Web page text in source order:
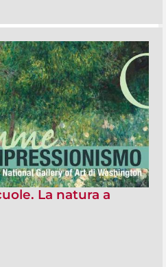
La natura a